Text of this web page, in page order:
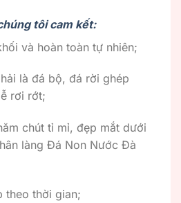
tôi cam kết:
và hoàn toàn tự nhiên;
là đá bộ, đá rời ghép
rơi rớt;
chút tỉ mỉ, đẹp mắt dưới
làng Đá Non Nước Đà
theo thời gian;